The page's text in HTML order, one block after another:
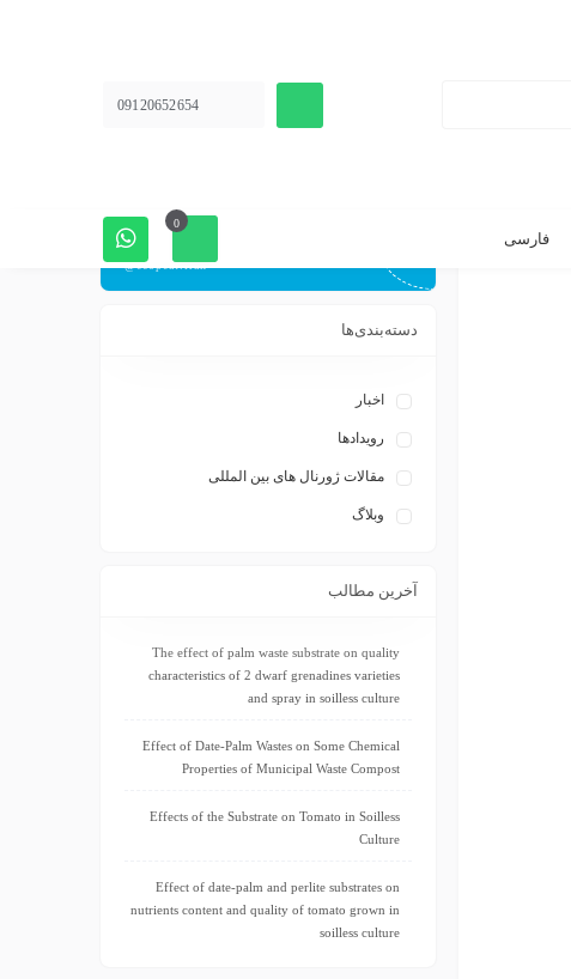
09120652654
فارسی
0
Ecopeat.iran
اخبار مقالات و تخفیفات گروهی را دنبال کنید
@ecopeat.iran
دسته‌بندی‌ها
اخبار
رویدادها
مقالات ژورنال های بین المللی
وبلاگ
آخرین مطالب
The effect of palm waste substrate on quality
characteristics of 2 dwarf grenadines varieties
and spray in soilless culture
Effect of Date-Palm Wastes on Some Chemical
Properties of Municipal Waste Compost
Effects of the Substrate on Tomato in Soilless
Culture
Effect of date-palm and perlite substrates on
nutrients content and quality of tomato grown in
soilless culture